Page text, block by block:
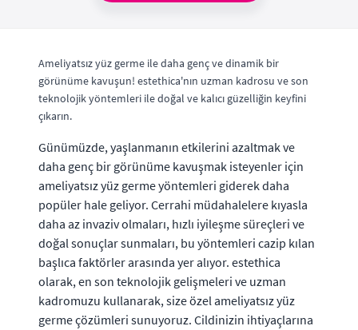
Ameliyatsız yüz germe ile daha genç ve dinamik bir
görünüme kavuşun! estethica'nın uzman kadrosu ve son
teknolojik yöntemleri ile doğal ve kalıcı güzelliğin keyfini
çıkarın.
Günümüzde, yaşlanmanın etkilerini azaltmak ve
daha genç bir görünüme kavuşmak isteyenler için
ameliyatsız yüz germe yöntemleri giderek daha
popüler hale geliyor. Cerrahi müdahalelere kıyasla
daha az invaziv olmaları, hızlı iyileşme süreçleri ve
doğal sonuçlar sunmaları, bu yöntemleri cazip kılan
başlıca faktörler arasında yer alıyor. estethica
olarak, en son teknolojik gelişmeleri ve uzman
kadromuzu kullanarak, size özel ameliyatsız yüz
germe çözümleri sunuyoruz. Cildinizin ihtiyaçlarına